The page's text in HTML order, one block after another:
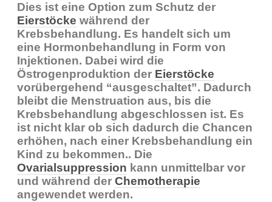
Dies ist eine Option zum Schutz der
Eierstöcke während der
Krebsbehandlung. Es handelt sich um
eine Hormonbehandlung in Form von
Injektionen. Dabei wird die
Östrogenproduktion der Eierstöcke
vorübergehend “ausgeschaltet”. Dadurch
bleibt die Menstruation aus, bis die
Krebsbehandlung abgeschlossen ist. Es
ist nicht klar ob sich dadurch die Chancen
erhöhen, nach einer Krebsbehandlung ein
Kind zu bekommen.. Die
Ovarialsuppression kann unmittelbar vor
und während der Chemotherapie
angewendet werden.